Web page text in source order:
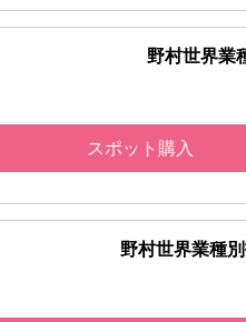
野村世界業
スポット購入
野村世界業種